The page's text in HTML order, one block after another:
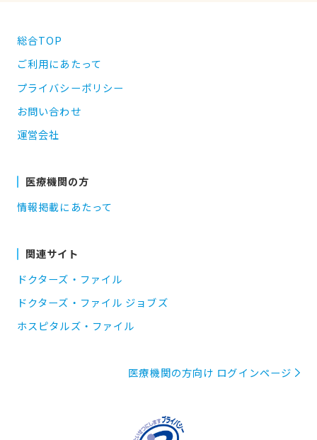
総合TOP
ご利用にあたって
プライバシーポリシー
お問い合わせ
運営会社
医療機関の方
情報掲載にあたって
関連サイト
ドクターズ・ファイル
ドクターズ・ファイル ジョブズ
ホスピタルズ・ファイル
医療機関の方向け ログインページ